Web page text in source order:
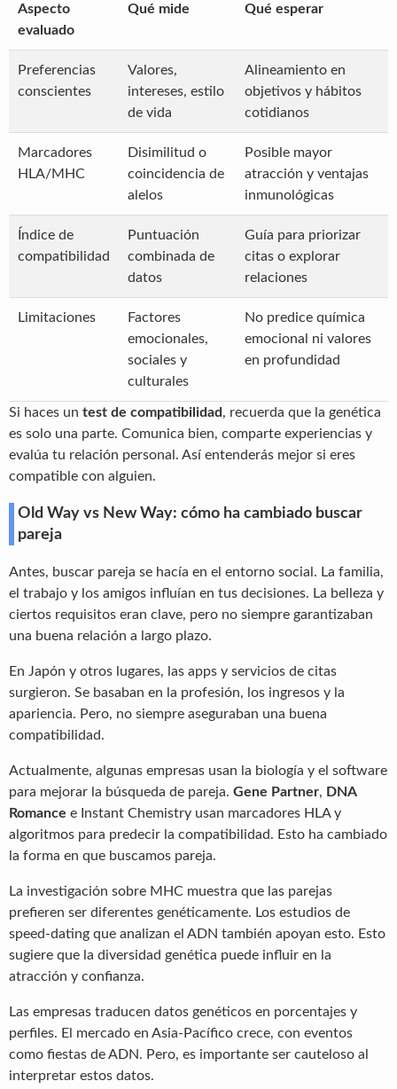
Aspecto
evaluado
Qué mide Qué esperar
Preferencias
conscientes
Valores,
intereses, estilo
de vida
Alineamiento en
objetivos y hábitos
cotidianos
Marcadores
HLA/MHC
Disimilitud o
coincidencia de
alelos
Posible mayor
atracción y ventajas
inmunológicas
Índice de
compatibilidad
Puntuación
combinada de
datos
Guía para priorizar
citas o explorar
relaciones
Limitaciones
Factores
emocionales,
sociales y
culturales
No predice química
emocional ni valores
en profundidad
Si haces un test de compatibilidad, recuerda que la genética
es solo una parte. Comunica bien, comparte experiencias y
evalúa tu relación personal. Así entenderás mejor si eres
compatible con alguien.
Old Way vs New Way: cómo ha cambiado buscar
pareja
Antes, buscar pareja se hacía en el entorno social. La familia,
el trabajo y los amigos influían en tus decisiones. La belleza y
ciertos requisitos eran clave, pero no siempre garantizaban
una buena relación a largo plazo.
En Japón y otros lugares, las apps y servicios de citas
surgieron. Se basaban en la profesión, los ingresos y la
apariencia. Pero, no siempre aseguraban una buena
compatibilidad.
Actualmente, algunas empresas usan la biología y el software
para mejorar la búsqueda de pareja. Gene Partner, DNA
Romance e Instant Chemistry usan marcadores HLA y
algoritmos para predecir la compatibilidad. Esto ha cambiado
la forma en que buscamos pareja.
La investigación sobre MHC muestra que las parejas
prefieren ser diferentes genéticamente. Los estudios de
speed-dating que analizan el ADN también apoyan esto. Esto
sugiere que la diversidad genética puede influir en la
atracción y confianza.
Las empresas traducen datos genéticos en porcentajes y
perfiles. El mercado en Asia-Pacífico crece, con eventos
como fiestas de ADN. Pero, es importante ser cauteloso al
interpretar estos datos.